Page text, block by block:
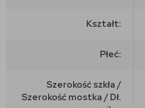
Kształt:
Płeć:
Szerokość szkła /
Szerokość mostka / Dł.